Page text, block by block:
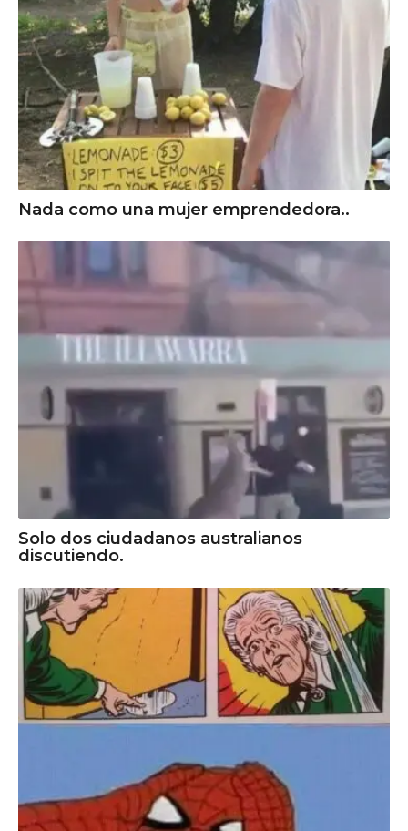
Nada como una mujer emprendedora..
Solo dos ciudadanos australianos
discutiendo.